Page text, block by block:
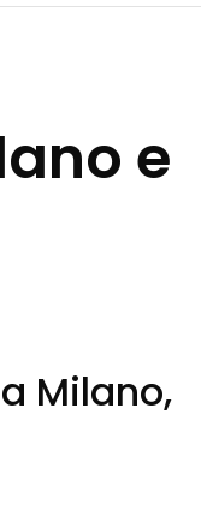
e
Milano,